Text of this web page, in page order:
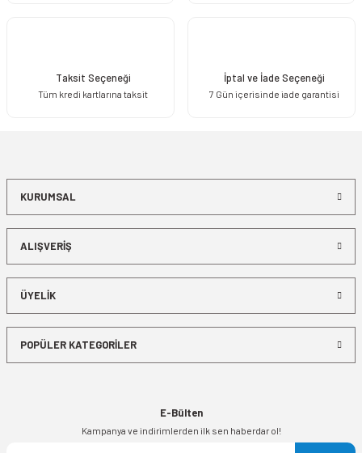
Taksit Seçeneği
Tüm kredi kartlarına taksit
İptal ve İade Seçeneği
7 Gün içerisinde iade garantisi
KURUMSAL
ALIŞVERİŞ
ÜYELİK
POPÜLER KATEGORİLER
E-Bülten
Kampanya ve indirimlerden ilk sen haberdar ol!